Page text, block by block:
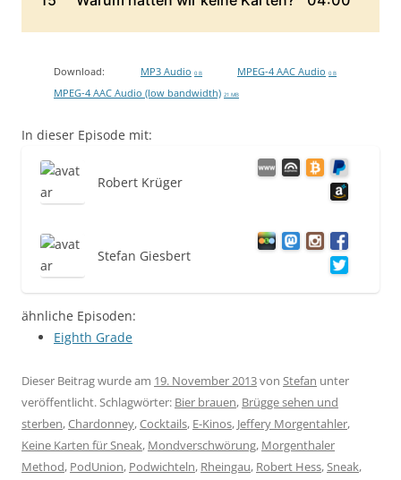
Download: MP3 Audio 0 B MPEG-4 AAC Audio 0 B
MPEG-4 AAC Audio (low bandwidth) 21 MB
In dieser Episode mit:
Robert Krüger
Stefan Giesbert
ähnliche Episoden:
Eighth Grade
Dieser Beitrag wurde am 19. November 2013von Stefan unter
veröffentlicht. Schlagwörter: Bier brauen, Brügge sehen und
sterben,Chardonney,Cocktails, E-Kinos, Jeffery Morgentahler,
Keine Karten für Sneak, Mondverschwörung, Morgenthaler
Method, PodUnion, Podwichteln, Rheingau, Robert Hess,Sneak,